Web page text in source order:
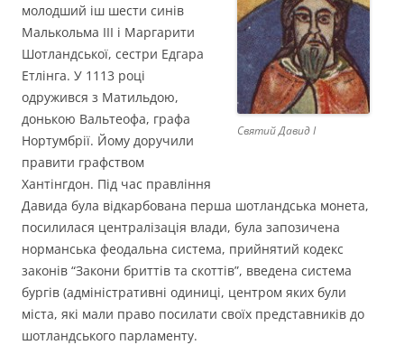
Святий Давид І
молодший іш шести синів
Малькольма ІІІ і Маргарити
Шотландської, сестри Едгара
Етлінга. У 1113 році
одружився з Матильдою,
донькою Вальтеофа, графа
Нортумбрії. Йому доручили
правити графством
Хантінгдон. Під час правління
Давида була відкарбована перша шотландська монета,
посилилася централізація влади, була запозичена
норманська феодальна система, прийнятий кодекс
законів “Закони бриттів та скоттів”, введена система
бургів (адміністративні одиниці, центром яких були
міста, які мали право посилати своїх представників до
шотландського парламенту.